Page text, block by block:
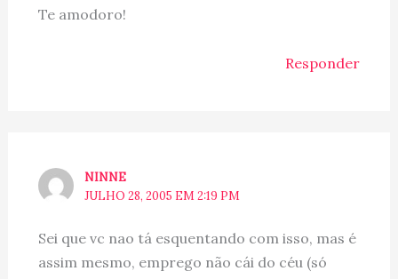
Te amodoro!
Responder
NINNE
JULHO 28, 2005 EM 2:19 PM
Sei que vc nao tá esquentando com isso, mas é
assim mesmo, emprego não cái do céu (só